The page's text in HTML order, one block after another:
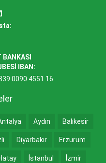
BANKASI
IBAN:
0090 4551 16
Aydın Balıkesir
Diyarbakır Erzurum
İstanbul İzmir